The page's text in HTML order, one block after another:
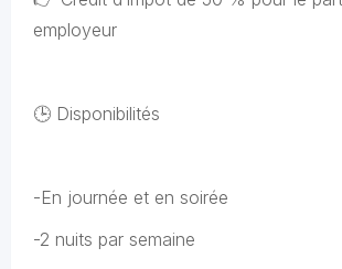
employeur
🕒 Disponibilités
-En journée et en soirée
-2 nuits par semaine